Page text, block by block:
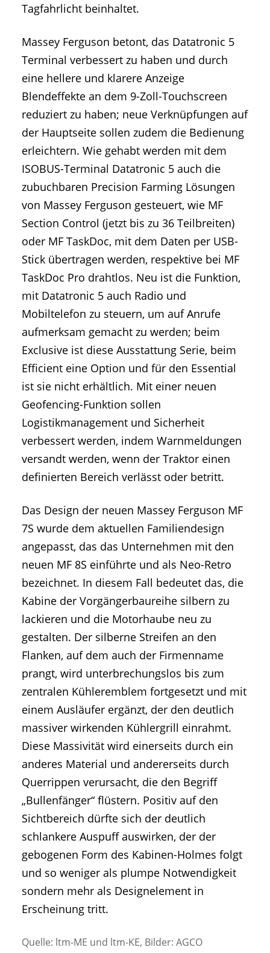
Tagfahrlicht beinhaltet.
Massey Ferguson betont, das Datatronic 5
Terminal verbessert zu haben und durch
eine hellere und klarere Anzeige
Blendeffekte an dem 9-Zoll-Touchscreen
reduziert zu haben; neue Verknüpfungen auf
der Hauptseite sollen zudem die Bedienung
erleichtern. Wie gehabt werden mit dem
ISOBUS-Terminal Datatronic 5 auch die
zubuchbaren Precision Farming Lösungen
von Massey Ferguson gesteuert, wie MF
Section Control (jetzt bis zu 36 Teilbreiten)
oder MF TaskDoc, mit dem Daten per USB-
Stick übertragen werden, respektive bei MF
TaskDoc Pro drahtlos. Neu ist die Funktion,
mit Datatronic 5 auch Radio und
Mobiltelefon zu steuern, um auf Anrufe
aufmerksam gemacht zu werden; beim
Exclusive ist diese Ausstattung Serie, beim
Efficient eine Option und für den Essential
ist sie nicht erhältlich. Mit einer neuen
Geofencing-Funktion sollen
Logistikmanagement und Sicherheit
verbessert werden, indem Warnmeldungen
versandt werden, wenn der Traktor einen
definierten Bereich verlässt oder betritt.
Das Design der neuen Massey Ferguson MF
7S wurde dem aktuellen Familiendesign
angepasst, das das Unternehmen mit den
neuen MF 8S einführte und als Neo-Retro
bezeichnet. In diesem Fall bedeutet das, die
Kabine der Vorgängerbaureihe silbern zu
lackieren und die Motorhaube neu zu
gestalten. Der silberne Streifen an den
Flanken, auf dem auch der Firmenname
prangt, wird unterbrechungslos bis zum
zentralen Kühleremblem fortgesetzt und mit
einem Ausläufer ergänzt, der den deutlich
massiver wirkenden Kühlergrill einrahmt.
Diese Massivität wird einerseits durch ein
anderes Material und andererseits durch
Querrippen verursacht, die den Begriff
„Bullenfänger“ flüstern. Positiv auf den
Sichtbereich dürfte sich der deutlich
schlankere Auspuff auswirken, der der
gebogenen Form des Kabinen-Holmes folgt
und so weniger als plumpe Notwendigkeit
sondern mehr als Designelement in
Erscheinung tritt.
Quelle: ltm-ME und ltm-KE, Bilder: AGCO